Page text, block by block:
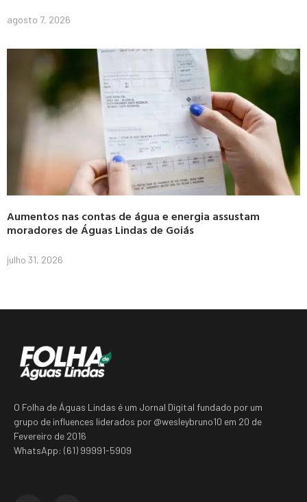
agosto 7, 2026
Aumentos nas contas de água e energia assustam
moradores de Águas Lindas de Goiás
julho 31, 2026
O Folha de Águas Lindas é um Jornal Digital fundado por um
grupo de influences liderados por @wesleybruno10 em 20 de
Fevereiro de 2016
WhatsApp: (61) 99991-5909